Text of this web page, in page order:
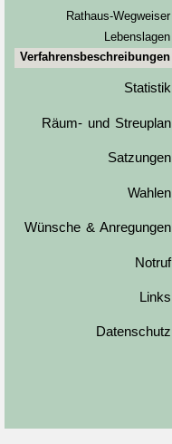
Rathaus-Wegweiser
Lebenslagen
Verfahrensbeschreibungen
Statistik
Räum- und Streuplan
Satzungen
Wahlen
Wünsche & Anregungen
Notruf
Links
Datenschutz